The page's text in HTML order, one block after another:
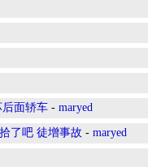
面轿车 - maryed
了吧 徒增事故 - maryed